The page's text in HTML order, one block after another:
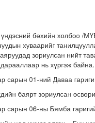
бөхийн холбоо /
хуваарийг
зориулсан нийт
нь хүргэж байна.
сарын 01-ний Даваа
баярт зориулсан
сарын 06-ны Бямба